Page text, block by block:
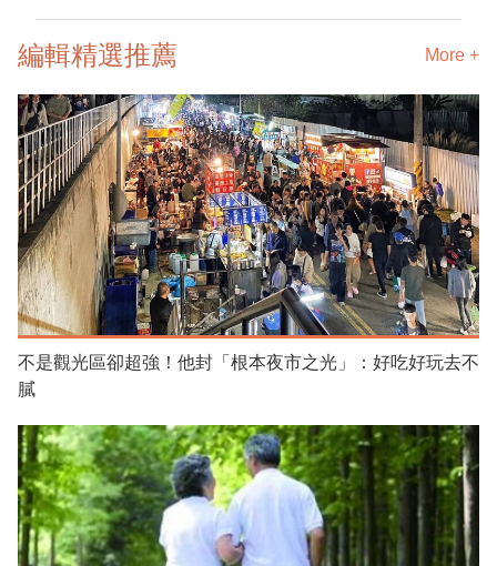
編輯精選推薦 More +
不是觀光區卻超強！他封「根本夜市之光」：好吃好玩去不
膩